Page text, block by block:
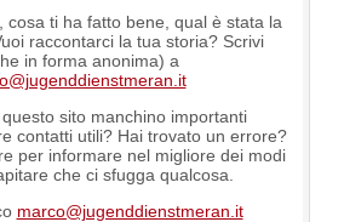
cosa ti ha fatto bene, qual è stata la
raccontarci la tua storia? Scrivi
in forma anonima) a
sito manchino importanti
contatti utili? Hai trovato un errore?
per informare nel migliore dei modi
che ci sfugga qualcosa.
marco@jugenddienstmeran.it